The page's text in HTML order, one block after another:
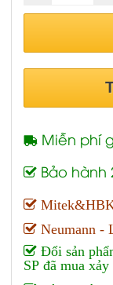
Miễn phí
Bảo hành
Mitek&HBK
Neumann -
Đổi sản
SP đã mua